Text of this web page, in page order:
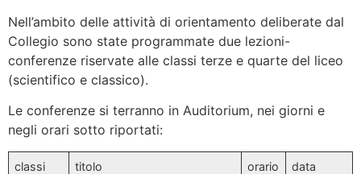
Nell’ambito delle attività di orientamento deliberate dal
Collegio sono state programmate due lezioni-
conferenze riservate alle classi terze e quarte del liceo
(scientifico e classico).
Le conferenze si terranno in Auditorium, nei giorni e
negli orari sotto riportati:
classi titolo orario data